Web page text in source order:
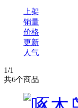
上架
销量
价格
更新
人气
1/1
共6个商品